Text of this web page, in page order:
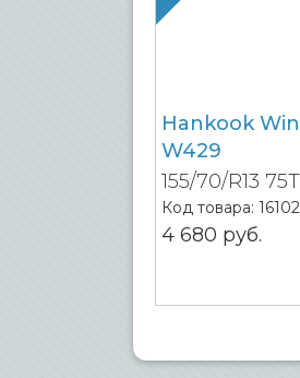
Hankook
W429
155/70/R13 75T
Код товара:
4 680 руб.